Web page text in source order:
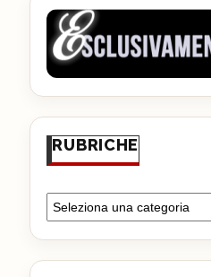
RUBRICHE